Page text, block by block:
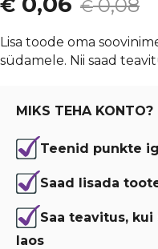
€0,08
hind
oli:
€ 0,08.
€
price
is:
€ 0,06.
Lisa toode oma
südamele. Nii saad
MIKS TEHA KONTO?
Teenid punkte
Saad lisada
Saa teavitus,
laos